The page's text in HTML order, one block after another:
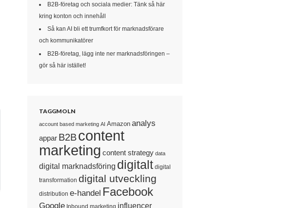
B2B-företag och sociala medier: Tänk så här
kring konton och innehåll
Så kan AI bli ett trumfkort för marknadsförare
och kommunikatörer
B2B-företag, lägg inte ner marknadsföringen –
gör så här istället!
TAGGMOLN
account based marketing AI Amazon analys
appar B2Bcontent
marketing content strategy data
digital marknadsföring digitalt digital
transformation digital utveckling
distribution e-handel Facebook
Google Inbound marketing influencer